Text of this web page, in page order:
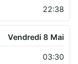
22:38
Vendredi 8 Mai
03:30